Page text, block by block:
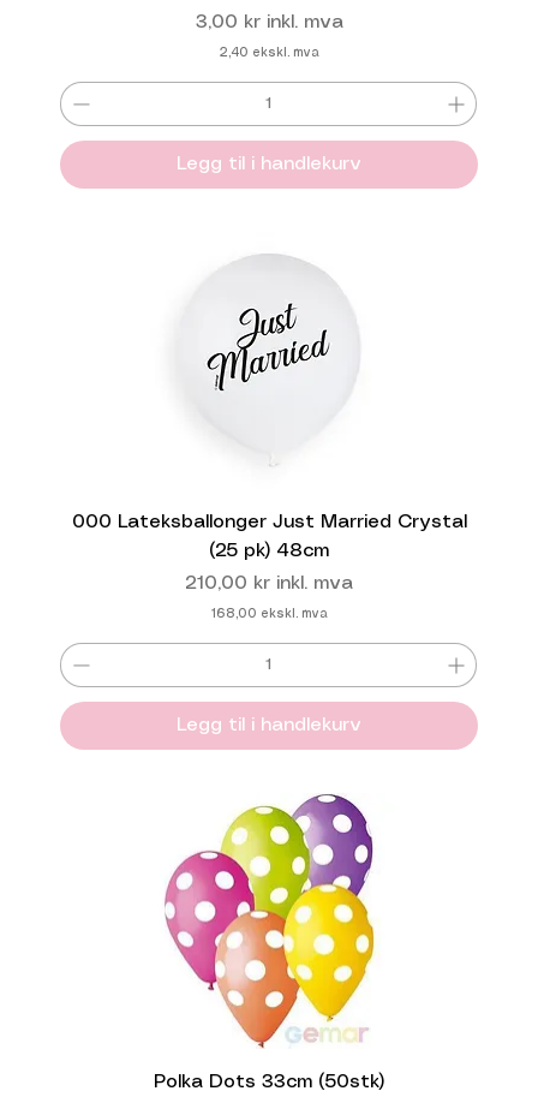
Pris
3,00 kr inkl. mva
2,40 ekskl. mva
Legg til i handlekurv
000 Lateksballonger Just Married Crystal
(25 pk) 48cm
Pris
210,00 kr inkl. mva
168,00 ekskl. mva
Legg til i handlekurv
Polka Dots 33cm (50stk)